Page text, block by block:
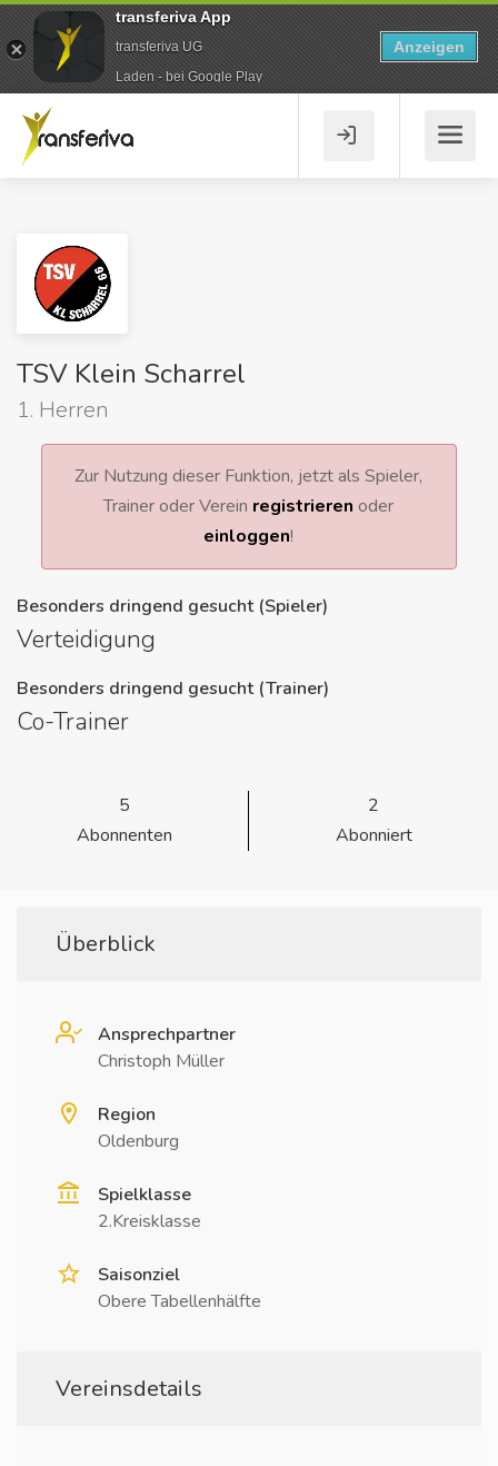
TSV Klein Scharrel
1. Herren
Zur Nutzung dieser Funktion, jetzt als Spieler,
Trainer oder Verein registrieren oder
einloggen!
Besonders dringend gesucht (Spieler)
Verteidigung
Besonders dringend gesucht (Trainer)
Co-Trainer
5
Abonnenten
2
Abonniert
Überblick
Ansprechpartner
Christoph Müller
Region
Oldenburg
Spielklasse
2.Kreisklasse
Saisonziel
Obere Tabellenhälfte
Vereinsdetails
transferiva App
transferiva UG
Laden - bei Google Play
Anzeigen